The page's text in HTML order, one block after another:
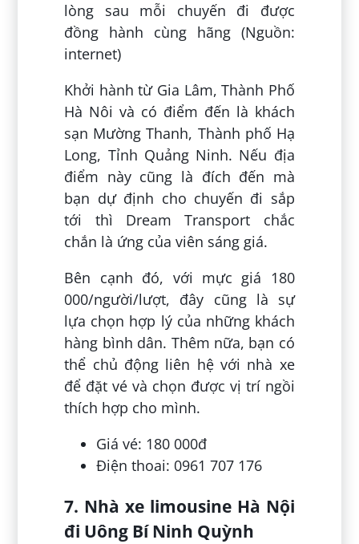
lòng sau mỗi chuyến đi được
đồng hành cùng hãng (Nguồn:
internet)
Khởi hành từ Gia Lâm, Thành Phố
Hà Nôi và có điểm đến là khách
sạn Mường Thanh, Thành phố Hạ
Long, Tỉnh Quảng Ninh. Nếu địa
điểm này cũng là đích đến mà
bạn dự định cho chuyến đi sắp
tới thì Dream Transport chắc
chắn là ứng của viên sáng giá.
Bên cạnh đó, với mực giá 180
000/người/lượt, đây cũng là sự
lựa chọn hợp lý của những khách
hàng bình dân. Thêm nữa, bạn có
thể chủ động liên hệ với nhà xe
để đặt vé và chọn được vị trí ngồi
thích hợp cho mình.
Giá vé: 180 000đ
Điện thoai: 0961 707 176
7. Nhà xe limousine Hà Nội
đi Uông Bí Ninh Quỳnh